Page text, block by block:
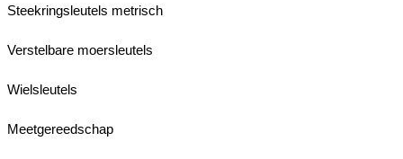
Steekringsleutels metrisch
Verstelbare moersleutels
Wielsleutels
Meetgereedschap